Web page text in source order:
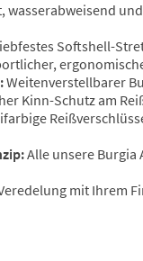
wasserabweisend
Softshell-
Weitenverstellbarer
Kinn-Schutz am
Alle unsere
mit Ihrem